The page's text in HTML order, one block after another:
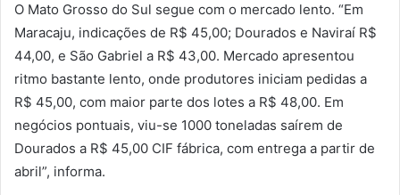
O Mato Grosso do Sul segue com o mercado lento. “Em
Maracaju, indicações de R$ 45,00; Dourados e Naviraí R$
44,00, e São Gabriel a R$ 43,00. Mercado apresentou
ritmo bastante lento, onde produtores iniciam pedidas a
R$ 45,00, com maior parte dos lotes a R$ 48,00. Em
negócios pontuais, viu-se 1000 toneladas saírem de
Dourados a R$ 45,00 CIF fábrica, com entrega a partir de
abril”, informa.